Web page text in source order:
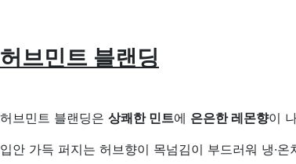
허브민트 블랜딩
허브민트 블랜딩은 상쾌한 민트에 은은한 레몬향이
입안 가득 퍼지는 허브향이 목넘김이 부드러워 냉·온